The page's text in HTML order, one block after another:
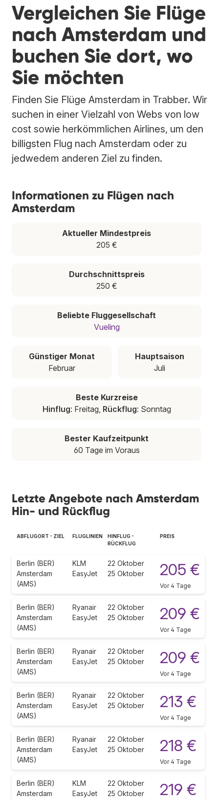
Vergleichen Sie Flüge
nach Amsterdam und
buchen Sie dort, wo
Sie möchten
Finden Sie Flüge Amsterdam in Trabber. Wir
suchen in einer Vielzahl von Webs von low
cost sowie herkömmlichen Airlines, um den
billigsten Flug nach Amsterdam oder zu
jedwedem anderen Ziel zu finden.
Informationen zu Flügen nach
Amsterdam
Aktueller Mindestpreis
205 €
Durchschnittspreis
250 €
Beliebte Fluggesellschaft
Vueling
Günstiger Monat
Februar
Hauptsaison
Juli
Beste Kurzreise
Hinflug: Freitag, Rückflug: Sonntag
Bester Kaufzeitpunkt
60 Tage im Voraus
Letzte Angebote nach Amsterdam
Hin- und Rückflug
ABFLUGORT - ZIEL FLUGLINIEN
HINFLUG -
RÜCKFLUG
PREIS
Berlin (BER)
Amsterdam
(AMS)
KLM
EasyJet
22 Oktober
25 Oktober
205 €
Vor 4 Tage
Berlin (BER)
Amsterdam
(AMS)
Ryanair
EasyJet
22 Oktober
25 Oktober
209 €
Vor 4 Tage
Berlin (BER)
Amsterdam
(AMS)
Ryanair
EasyJet
22 Oktober
25 Oktober
209 €
Vor 4 Tage
Berlin (BER)
Amsterdam
(AMS)
Ryanair
EasyJet
22 Oktober
25 Oktober
213 €
Vor 4 Tage
Berlin (BER)
Amsterdam
(AMS)
Ryanair
EasyJet
22 Oktober
25 Oktober
218 €
Vor 4 Tage
Berlin (BER)
Amsterdam
KLM
EasyJet
22 Oktober
25 Oktober
219 €